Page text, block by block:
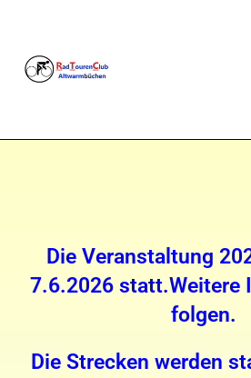
Die Veranstaltung
7.6.2026 statt.Weitere
folgen.
Die Strecken werden